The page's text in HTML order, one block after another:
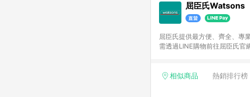
屈臣氏Watsons
屈臣氏提供最方便、齊全、專
需透過LINE購物前往屈臣氏官
前後發送。5.屈臣氏保留365
相似商品 熱銷排行榜